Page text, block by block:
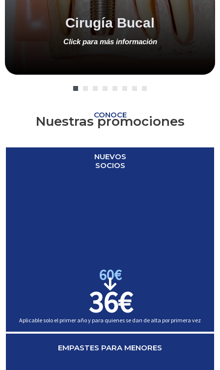
Cirugía Bucal
Clickpara más información
CONOCE
Nuestras promociones
NUEVOS
SOCIOS
60€
36€
Aplicable solo el primer año y para quienes se dan de alta por primera vez
EMPASTES PARA MENORES